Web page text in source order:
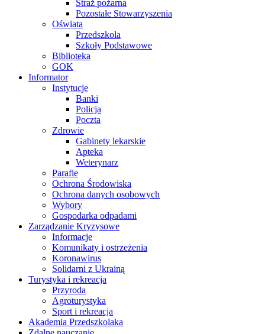
Straż pożarna
Pozostałe Stowarzyszenia
Oświata
Przedszkola
Szkoły Podstawowe
Biblioteka
GOK
Informator
Instytucje
Banki
Policja
Poczta
Zdrowie
Gabinety lekarskie
Apteka
Weterynarz
Parafie
Ochrona Środowiska
Ochrona danych osobowych
Wybory
Gospodarka odpadami
Zarządzanie Kryzysowe
Informacje
Komunikaty i ostrzeżenia
Koronawirus
Solidarni z Ukrainą
Turystyka i rekreacja
Przyroda
Agroturystyka
Sport i rekreacja
Akademia Przedszkolaka